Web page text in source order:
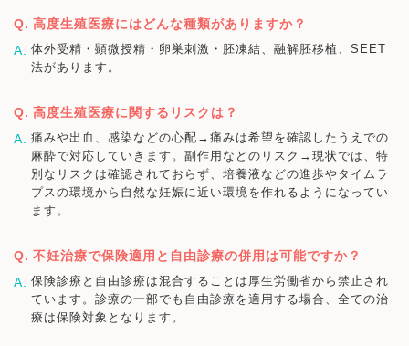
高度生殖医療にはどんな種類がありますか？
体外受精・顕微授精・卵巣刺激・胚凍結、融解胚移植、SEET
法があります。
高度生殖医療に関するリスクは？
痛みや出血、感染などの心配→痛みは希望を確認したうえでの
麻酔で対応していきます。副作用などのリスク→現状では、特
別なリスクは確認されておらず、培養液などの進歩やタイムラ
プスの環境から自然な妊娠に近い環境を作れるようになってい
ます。
不妊治療で保険適用と自由診療の併用は可能ですか？
保険診療と自由診療は混合することは厚生労働省から禁止され
ています。診療の一部でも自由診療を適用する場合、全ての治
療は保険対象となります。